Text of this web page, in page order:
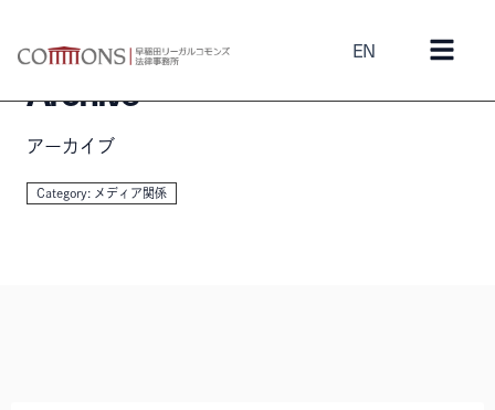
EN
Archive
アーカイブ
Category: メディア関係